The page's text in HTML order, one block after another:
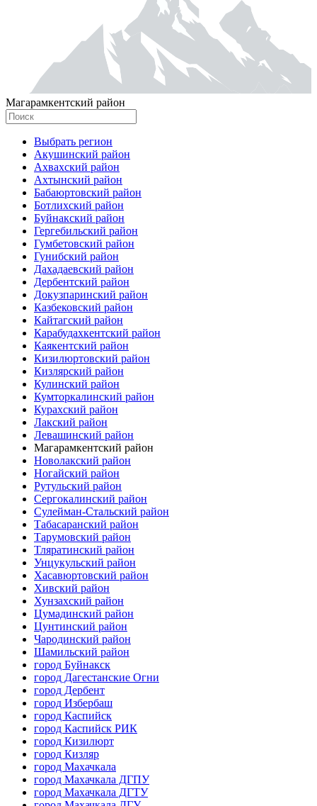
Магарамкентский район
Выбрать регион
Акушинский район
Ахвахский район
Ахтынский район
Бабаюртовский район
Ботлихский район
Буйнакский район
Гергебильский район
Гумбетовский район
Гунибский район
Дахадаевский район
Дербентский район
Докузпаринский район
Казбековский район
Кайтагский район
Карабудахкентский район
Каякентский район
Кизилюртовский район
Кизлярский район
Кулинский район
Кумторкалинский район
Курахский район
Лакский район
Левашинский район
Магарамкентский район
Новолакский район
Ногайский район
Рутульский район
Сергокалинский район
Сулейман-Стальский район
Табасаранский район
Тарумовский район
Тляратинский район
Унцукульский район
Хасавюртовский район
Хивский район
Хунзахский район
Цумадинский район
Цунтинский район
Чародинский район
Шамильский район
город Буйнакск
город Дагестанские Огни
город Дербент
город Избербаш
город Каспийск
город Каспийск РИК
город Кизилюрт
город Кизляр
город Махачкала
город Махачкала ДГПУ
город Махачкала ДГТУ